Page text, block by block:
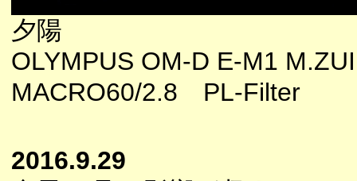
夕陽
OLYMPUS OM-D E-M1
MACRO60/2.8 PL-Filter
2016.9.29